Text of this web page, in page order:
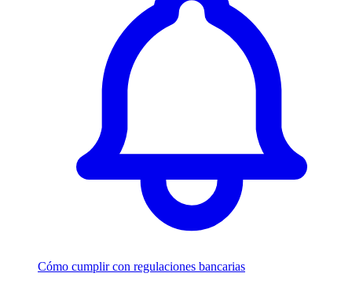
Cómo cumplir con regulaciones bancarias